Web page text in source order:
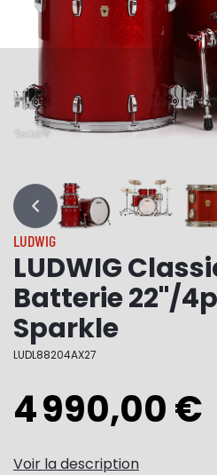
…
LUDWIG
LUDWIG
Batterie 22"/
Sparkle
LUDL88204AX27
4 990,00 €
Voir la description